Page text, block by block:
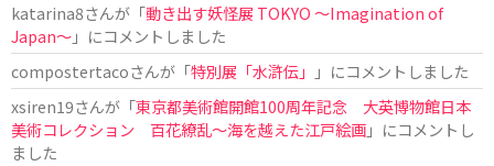
katarina8さんが「動き出す妖怪展 TOKYO 〜Imagination of
Japan〜」にコメントしました
compostertacoさんが「特別展「水滸伝」
」にコメントしました
xsiren19さんが「東京都美術館開館100周年記念 大英博物館日本
美術コレクション 百花繚乱～海を越えた江戸絵画」にコメントし
ました